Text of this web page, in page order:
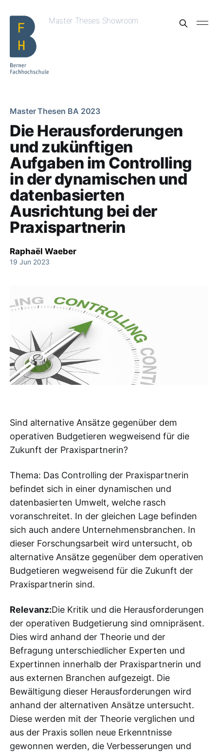
Master Theses Showroom
Master Thesen BA 2023
Die Herausforderungen
und zukünftigen
Aufgaben im Controlling
in der dynamischen und
datenbasierten
Ausrichtung bei der
Praxispartnerin
Raphaël Waeber
19 Jun 2023
Sind alternative Ansätze gegenüber dem
operativen Budgetieren wegweisend für die
Zukunft der Praxispartnerin?
Thema: Das Controlling der Praxispartnerin
befindet sich in einer dynamischen und
datenbasierten Umwelt, welche rasch
voranschreitet. In der gleichen Lage befinden
sich auch andere Unternehmensbranchen. In
dieser Forschungsarbeit wird untersucht, ob
alternative Ansätze gegenüber dem operativen
Budgetieren wegweisend für die Zukunft der
Praxispartnerin sind.
Relevanz:Die Kritik und die Herausforderungen
der operativen Budgetierung sind omnipräsent.
Dies wird anhand der Theorie und der
Befragung unterschiedlicher Experten und
Expertinnen innerhalb der Praxispartnerin und
aus externen Branchen aufgezeigt. Die
Bewältigung dieser Herausforderungen wird
anhand der alternativen Ansätze untersucht.
Diese werden mit der Theorie verglichen und
aus der Praxis sollen neue Erkenntnisse
gewonnen werden, die Verbesserungen und